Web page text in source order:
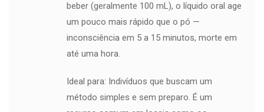
beber (geralmente 100 mL), o líquido oral age
um pouco mais rápido que o pó —
inconsciência em 5 a 15 minutos, morte em
até uma hora.
Ideal para: Indivíduos que buscam um
método simples e sem preparo. É um